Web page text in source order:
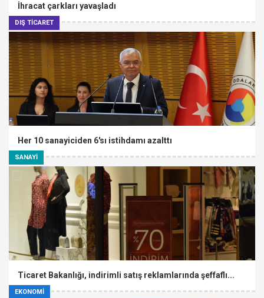
DIŞ TİCARET
İhracat çarkları yavaşladı
SANAYİ
Her 10 sanayiciden 6'sı istihdamı azalttı
EKONOMİ
Ticaret Bakanlığı, indirimli satış reklamlarında şeffaflı...